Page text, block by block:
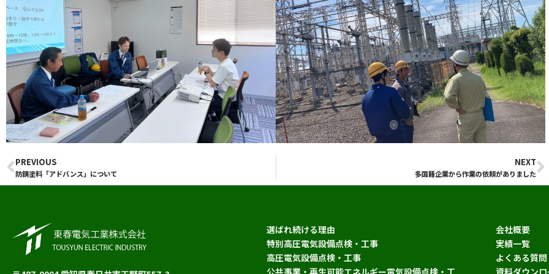
Prev
PREVIOUS
防錆塗料「アドバンス」について
NEXT
多国籍企業から作業の依頼がありました
選ばれ続ける理由
特別高圧電気設備点検・工事
高圧電気設備点検・工事
公共事業・再生可能エネルギー電気設備点検・工
会社概要
実績一覧
よくある質問
資料ダウンロ